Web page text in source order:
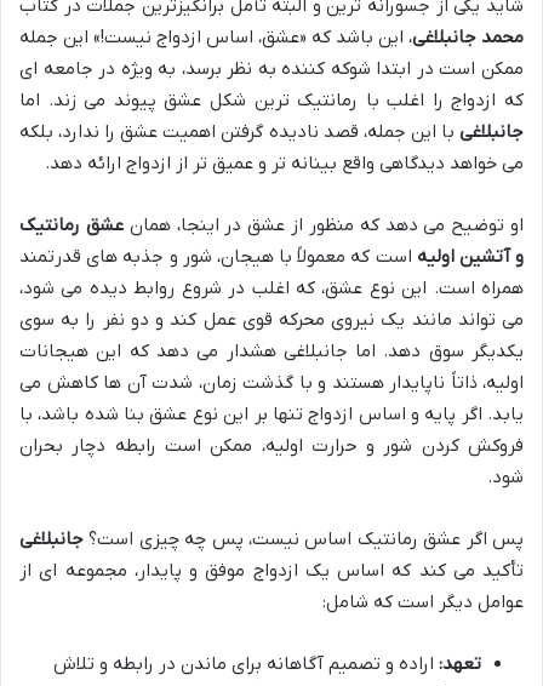
شاید یکی از جسورانه ترین و البته تأمل برانگیزترین جملات در کتاب
محمد جانبلاغی، این باشد که «عشق، اساس ازدواج نیست!» این جمله
ممکن است در ابتدا شوکه کننده به نظر برسد، به ویژه در جامعه ای
که ازدواج را اغلب با رمانتیک ترین شکل عشق پیوند می زند. اما
جانبلاغی با این جمله، قصد نادیده گرفتن اهمیت عشق را ندارد، بلکه
می خواهد دیدگاهی واقع بینانه تر و عمیق تر از ازدواج ارائه دهد.
او توضیح می دهد که منظور از عشق در اینجا، همانعشق رمانتیک
و آتشین اولیه است که معمولاً با هیجان، شور و جذبه های قدرتمند
همراه است. این نوع عشق، که اغلب در شروع روابط دیده می شود،
می تواند مانند یک نیروی محرکه قوی عمل کند و دو نفر را به سوی
یکدیگر سوق دهد. اما جانبلاغی هشدار می دهد که این هیجانات
اولیه، ذاتاً ناپایدار هستند و با گذشت زمان، شدت آن ها کاهش می
یابد. اگر پایه و اساس ازدواج تنها بر این نوع عشق بنا شده باشد، با
فروکش کردن شور و حرارت اولیه، ممکن است رابطه دچار بحران
شود.
پس اگر عشق رمانتیک اساس نیست، پس چه چیزی است؟ جانبلاغی
تأکید می کند که اساس یک ازدواج موفق و پایدار، مجموعه ای از
عوامل دیگر است که شامل:
تعهد: اراده و تصمیم آگاهانه برای ماندن در رابطه و تلاش